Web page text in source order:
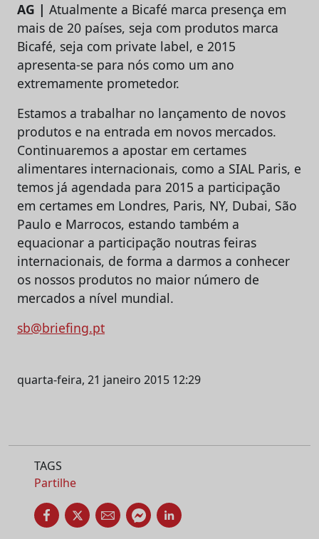
AG | Atualmente a Bicafé marca presença em
mais de 20 países, seja com produtos marca
Bicafé, seja com private label, e 2015
apresenta-se para nós como um ano
extremamente prometedor.
Estamos a trabalhar no lançamento de novos
produtos e na entrada em novos mercados.
Continuaremos a apostar em certames
alimentares internacionais, como a SIAL Paris, e
temos já agendada para 2015 a participação
em certames em Londres, Paris, NY, Dubai, São
Paulo e Marrocos, estando também a
equacionar a participação noutras feiras
internacionais, de forma a darmos a conhecer
os nossos produtos no maior número de
mercados a nível mundial.
sb@briefing.pt
quarta-feira, 21 janeiro 2015 12:29
TAGS
Partilhe